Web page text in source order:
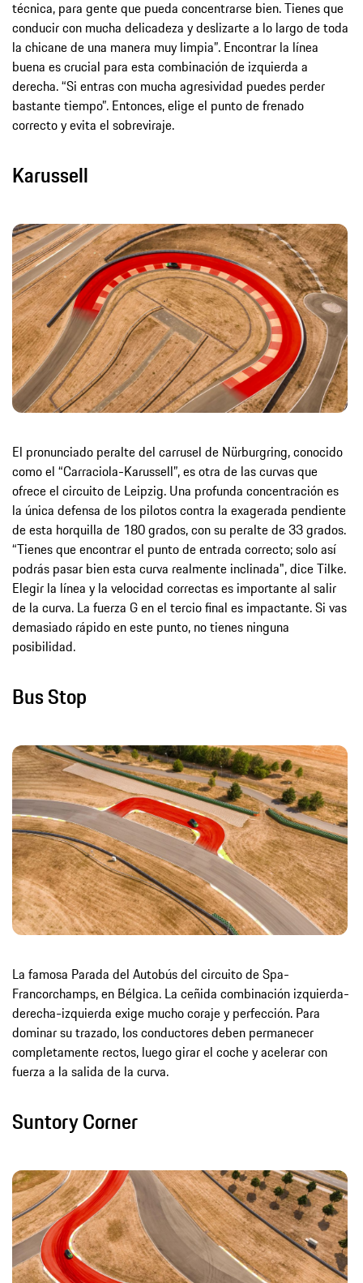
técnica, para gente que pueda concentrarse bien. Tienes que
conducir con mucha delicadeza y deslizarte a lo largo de toda
la chicane de una manera muy limpia”. Encontrar la línea
buena es crucial para esta combinación de izquierda a
derecha. “Si entras con mucha agresividad puedes perder
bastante tiempo”. Entonces, elige el punto de frenado
correcto y evita el sobreviraje.
Karussell
El pronunciado peralte del carrusel de Nürburgring, conocido
como el “Carraciola-Karussell”, es otra de las curvas que
ofrece el circuito de Leipzig. Una profunda concentración es
la única defensa de los pilotos contra la exagerada pendiente
de esta horquilla de 180 grados, con su peralte de 33 grados.
“Tienes que encontrar el punto de entrada correcto; solo así
podrás pasar bien esta curva realmente inclinada", dice Tilke.
Elegir la línea y la velocidad correctas es importante al salir
de la curva. La fuerza G en el tercio final es impactante. Si vas
demasiado rápido en este punto, no tienes ninguna
posibilidad.
Bus Stop
La famosa Parada del Autobús del circuito de Spa-
Francorchamps, en Bélgica. La ceñida combinación izquierda-
derecha-izquierda exige mucho coraje y perfección. Para
dominar su trazado, los conductores deben permanecer
completamente rectos, luego girar el coche y acelerar con
fuerza a la salida de la curva.
Suntory Corner